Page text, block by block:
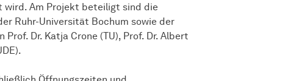
wird. Am Projekt beteiligt sind die
Ruhr-Universität Bochum sowie der
Dr. Katja Crone (TU), Prof. Dr. Albert